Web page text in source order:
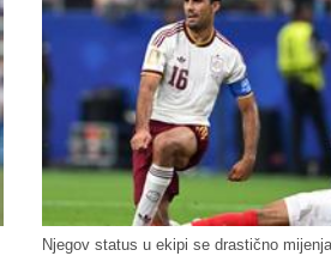
Njegov status u ekipi se drastično mijenja